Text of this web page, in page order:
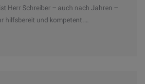
Herr Schreiber – auch nach Jahren –
hilfsbereit und kompetent.…